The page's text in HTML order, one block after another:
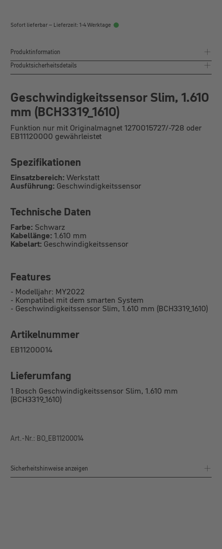
Sofort lieferbar – Lieferzeit: 1-4 Werktage
Produktinformation
Produktsicherheitsdetails
Geschwindigkeitssensor Slim, 1.610
mm (BCH3319_1610)
Funktion nur mit Originalmagnet 1270015727/-728 oder
EB11120000 gewährleistet
Spezifikationen
Einsatzbereich:Werkstatt
Ausführung: Geschwindigkeitssensor
Technische Daten
Farbe: Schwarz
Kabellänge:1.610 mm
Kabelart:Geschwindigkeitssensor
Features
- Modelljahr: MY2022
- Kompatibel mit dem smarten System
- Geschwindigkeitssensor Slim, 1.610 mm (BCH3319_1610)
Artikelnummer
EB11200014
Lieferumfang
1 Bosch Geschwindigkeitssensor Slim, 1.610 mm
(BCH3319_1610)
Art.-Nr.: BO_EB11200014
Sicherheitshinweise anzeigen